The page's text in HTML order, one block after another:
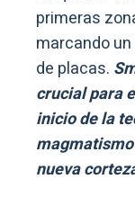
primeras
marcando
de placas.
crucial para
inicio de la
nueva